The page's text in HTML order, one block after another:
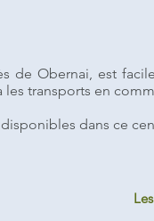
de Obernai, est
les transports en
dans ce